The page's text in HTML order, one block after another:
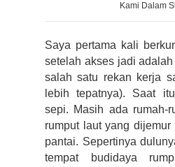
Kami Dalam
Saya pertama kali
setelah akses jadi
salah satu rekan kerja
lebih tepatnya). Saat
sepi. Masih ada rumah-
rumput laut yang
pantai. Sepertinya
tempat budidaya